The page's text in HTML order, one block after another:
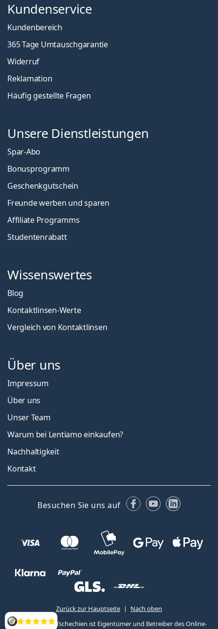
Bewertung
Kundenservice
Kundenbereich
365 Tage Umtauschgarantie
Widerruf
Reklamation
Häufig gestellte Fragen
Unsere Dienstleistungen
Spar-Abo
Bonusprogramm
Geschenkgutschein
Freunde werben und sparen
Affiliate Programms
Studentenrabatt
Wissenswertes
Blog
Kontaktlinsen-Werte
Vergleich von Kontaktlinsen
Über uns
Impressum
Über uns
Unser Team
Warum bei Lentiamo einkaufen?
Nachhaltigkeit
Kontakt
Besuchen Sie uns auf Facebook
YouTubeLinkedIn
Zurück zur Hauptseite
Nach oben
Lentiamo s.r.o., Tschechien ist Eigentümer und Betreiber des Online-